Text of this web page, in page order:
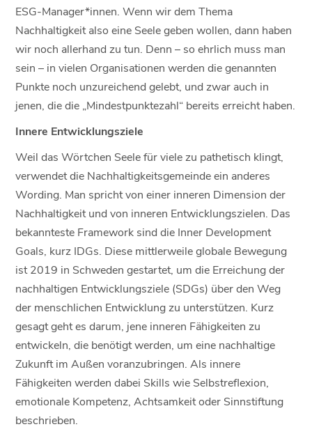
ESG-Manager*innen. Wenn wir dem Thema
Nachhaltigkeit also eine Seele geben wollen, dann haben
wir noch allerhand zu tun. Denn – so ehrlich muss man
sein – in vielen Organisationen werden die genannten
Punkte noch unzureichend gelebt, und zwar auch in
jenen, die die „Mindestpunktezahl“ bereits erreicht haben.
Innere Entwicklungsziele
Weil das Wörtchen Seele für viele zu pathetisch klingt,
verwendet die Nachhaltigkeitsgemeinde ein anderes
Wording. Man spricht von einer inneren Dimension der
Nachhaltigkeit und von inneren Entwicklungszielen. Das
bekannteste Framework sind die Inner Development
Goals, kurz IDGs. Diese mittlerweile globale Bewegung
ist 2019 in Schweden gestartet, um die Erreichung der
nachhaltigen Entwicklungsziele (SDGs) über den Weg
der menschlichen Entwicklung zu unterstützen. Kurz
gesagt geht es darum, jene inneren Fähigkeiten zu
entwickeln, die benötigt werden, um eine nachhaltige
Zukunft im Außen voranzubringen. Als innere
Fähigkeiten werden dabei Skills wie Selbstreflexion,
emotionale Kompetenz, Achtsamkeit oder Sinnstiftung
beschrieben.